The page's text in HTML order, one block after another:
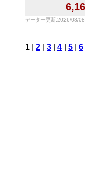
データー更新:2026/08/
1 2 3 4 5 6